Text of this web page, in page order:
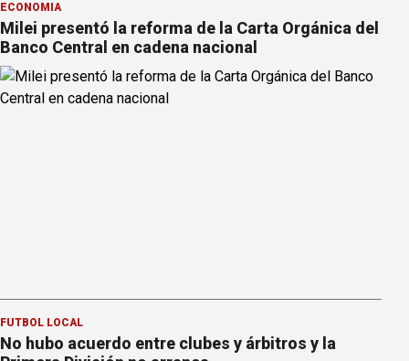
ECONOMÍA
Milei presentó la reforma de la Carta Orgánica del
Banco Central en cadena nacional
FÚTBOL LOCAL
No hubo acuerdo entre clubes y árbitros y la